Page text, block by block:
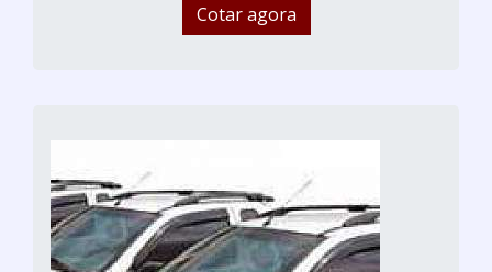
Cotar agora